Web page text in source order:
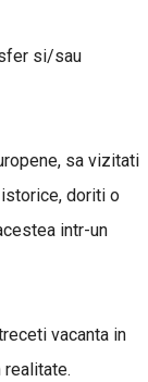
si/sau
sa vizitati
doriti o
intr-un
vacanta in
realitate.